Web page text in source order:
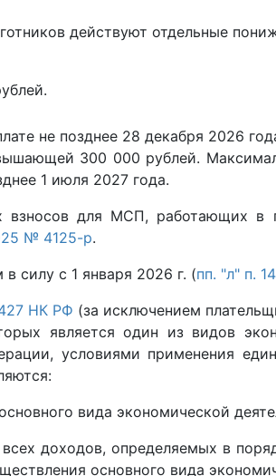
действуют отдельные
не позднее 28 декабря 2026
300 000 рублей.
1 июля 2027 года.
для МСП, работающих в
№ 4125-р.
силу с 1 января 2026 г. (пп. "л" п.
427 НК РФ (за исключением
является один из видов
условиями применения
вида экономической
доходов, определяемых в
основного вида